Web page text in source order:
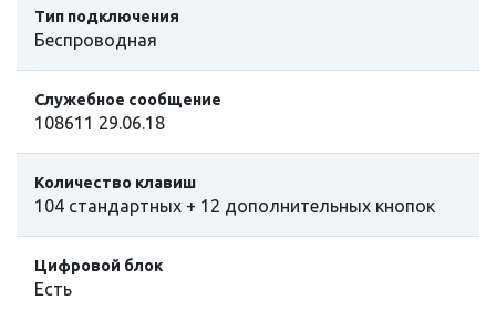
Тип подключения
Беспроводная
Служебное сообщение
108611 29.06.18
Количество клавиш
104 стандартных + 12 дополнительных кнопок
Цифровой блок
Есть